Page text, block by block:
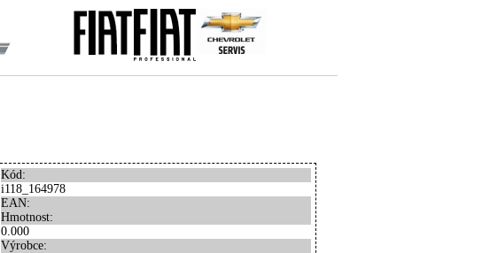
Kód:
i118_164978
EAN:
Hmotnost:
0.000
Výrobce: